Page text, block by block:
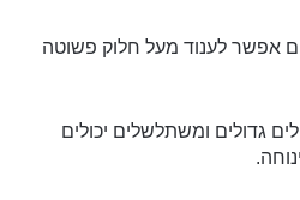
אפשר לענוד מעל חלוק פשוטה
גדולים ומשתלשלים יכולים